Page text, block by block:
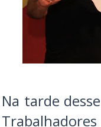
Na tarde